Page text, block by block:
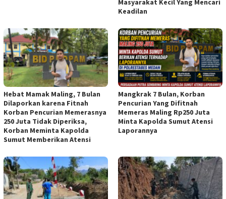
Masyarakat Kecil Yang Mencari
Keadilan
Hebat Mamak Maling, 7 Bulan
Dilaporkan karena Fitnah
Korban Pencurian Memerasnya
250 Juta Tidak Diperiksa,
Korban Meminta Kapolda
Sumut Memberikan Atensi
Mangkrak 7 Bulan, Korban
Pencurian Yang Difitnah
Memeras Maling Rp250 Juta
Minta Kapolda Sumut Atensi
Laporannya